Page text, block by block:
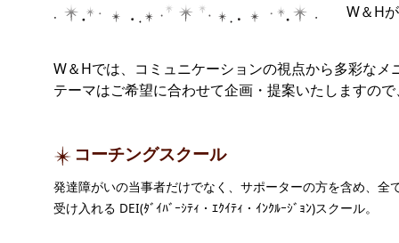
W＆H
W＆Hでは、コミュニケーションの視点から多彩な
テーマはご希望に合わせて企画・提案いたしますの
コーチングスクール
発達障がいの当事者だけでなく、サポーターの方を含め、全
受け入れる DEI(ﾀﾞｲﾊﾞｰｼﾃｨ・ｴｸｲﾃｨ・ｲﾝｸﾙｰｼﾞｮﾝ)スクール。